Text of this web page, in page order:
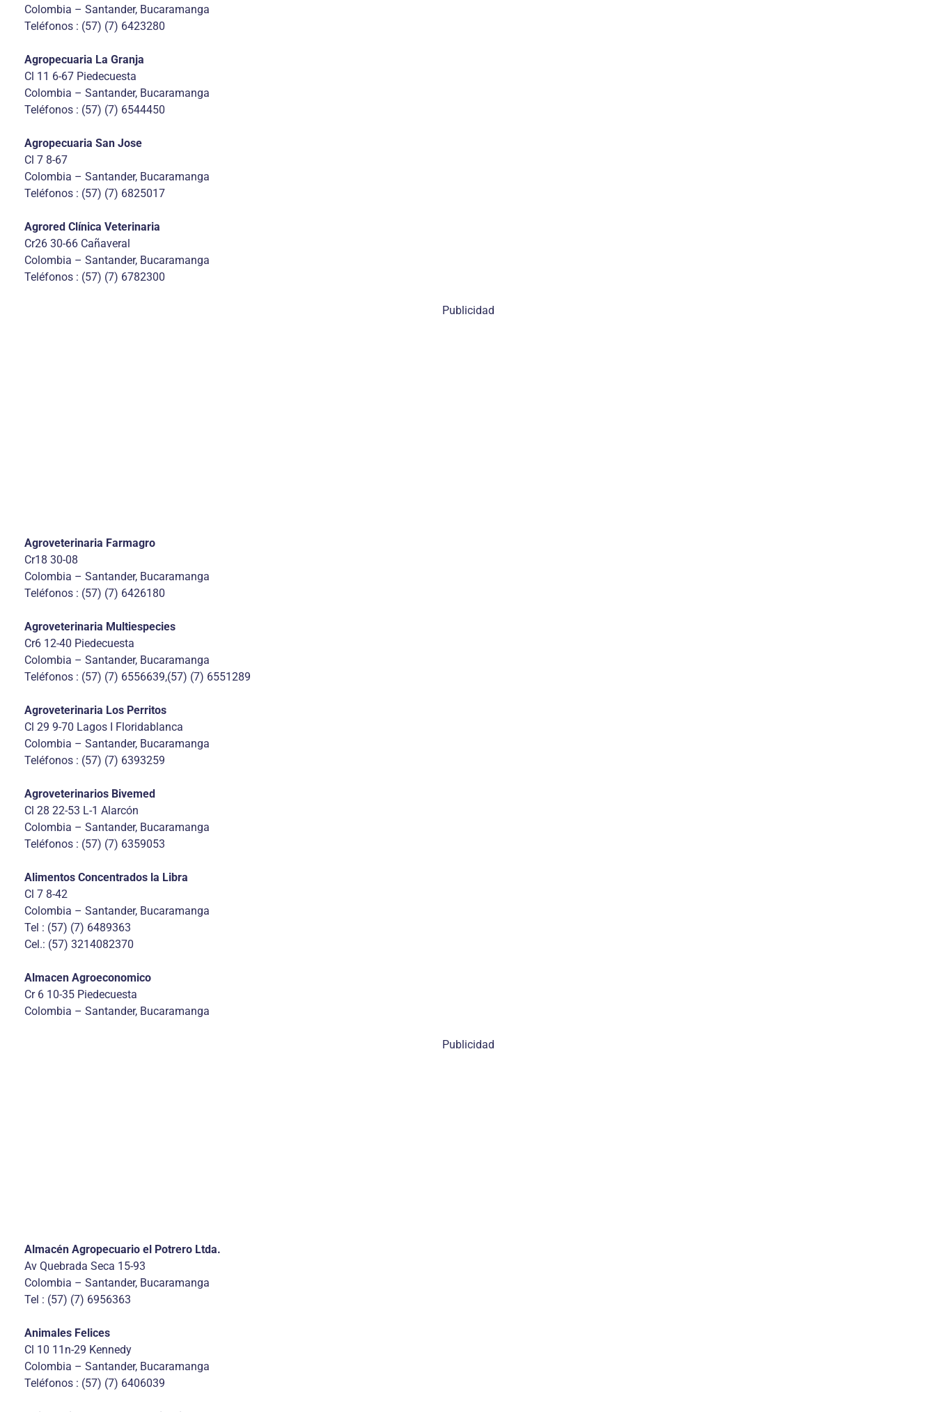
Colombia – Santander, Bucaramanga
Teléfonos : (57) (7) 6423280
Agropecuaria La Granja
Cl 11 6-67 Piedecuesta
Colombia – Santander, Bucaramanga
Teléfonos : (57) (7) 6544450
Agropecuaria San Jose
Cl 7 8-67
Colombia – Santander, Bucaramanga
Teléfonos : (57) (7) 6825017
Agrored Clínica Veterinaria
Cr26 30-66 Cañaveral
Colombia – Santander, Bucaramanga
Teléfonos : (57) (7) 6782300
Publicidad
Agroveterinaria Farmagro
Cr18 30-08
Colombia – Santander, Bucaramanga
Teléfonos : (57) (7) 6426180
Agroveterinaria Multiespecies
Cr6 12-40 Piedecuesta
Colombia – Santander, Bucaramanga
Teléfonos : (57) (7) 6556639,(57) (7) 6551289
Agroveterinaria Los Perritos
Cl 29 9-70 Lagos I Floridablanca
Colombia – Santander, Bucaramanga
Teléfonos : (57) (7) 6393259
Agroveterinarios Bivemed
Cl 28 22-53 L-1 Alarcón
Colombia – Santander, Bucaramanga
Teléfonos : (57) (7) 6359053
Alimentos Concentrados la Libra
Cl 7 8-42
Colombia – Santander, Bucaramanga
Tel : (57) (7) 6489363
Cel.: (57) 3214082370
Almacen Agroeconomico
Cr 6 10-35 Piedecuesta
Colombia – Santander, Bucaramanga
Publicidad
Almacén Agropecuario el Potrero Ltda.
Av Quebrada Seca 15-93
Colombia – Santander, Bucaramanga
Tel : (57) (7) 6956363
Animales Felices
Cl 10 11n-29 Kennedy
Colombia – Santander, Bucaramanga
Teléfonos : (57) (7) 6406039